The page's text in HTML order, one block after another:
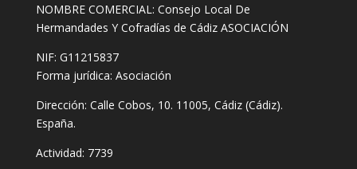
NOMBRE COMERCIAL: Consejo Local De
Hermandades Y Cofradías de Cádiz ASOCIACIÓN
NIF: G11215837
Forma jurídica: Asociación
Dirección: Calle Cobos, 10. 11005, Cádiz (Cádiz).
España.
Actividad: 7739